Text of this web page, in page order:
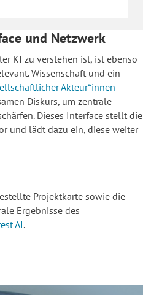
und Netzwerk
KI zu verstehen ist, ist ebenso
Wissenschaft und ein
Akteur*innen
Diskurs, um zentrale
Dieses Interface stellt die
und lädt dazu ein, diese weiter
Projektkarte sowie die
Ergebnisse des
AI.